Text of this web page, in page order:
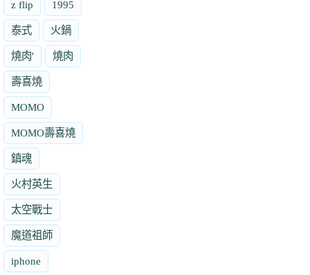
z flip 1995
泰式 火鍋
燒肉' 燒肉
壽喜燒
MOMO
MOMO壽喜燒
鎮魂
火村英生
太空戰士
魔道祖師
iphone